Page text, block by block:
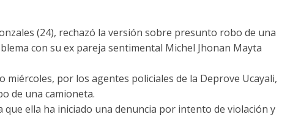
(24), rechazó la versión sobre presunto robo de una
con su ex pareja sentimental Michel Jhonan Mayta
por los agentes policiales de la Deprove Ucayali,
de una camioneta.
que ella ha iniciado una denuncia por intento de violación y